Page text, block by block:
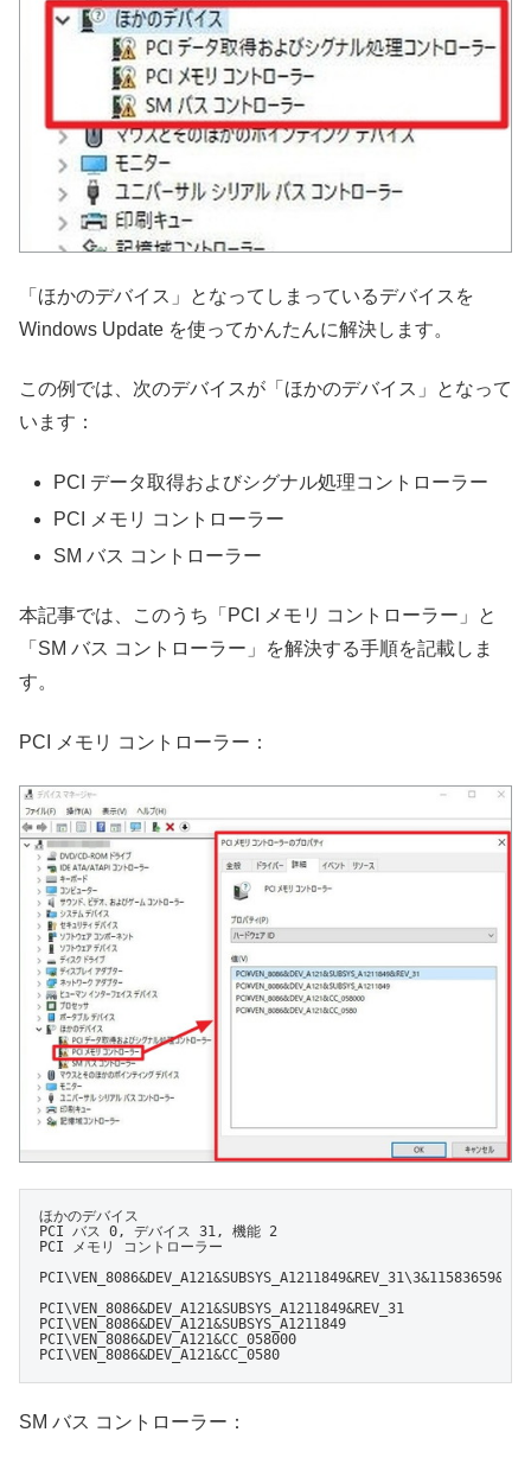
「ほかのデバイス」となってしまっているデバイスを
Windows Update を使ってかんたんに解決します。
この例では、次のデバイスが「ほかのデバイス」となって
います：
PCI データ取得およびシグナル処理コントローラー
PCI メモリ コントローラー
SM バス コントローラー
本記事では、このうち「PCI メモリ コントローラー」と
「SM バス コントローラー」を解決する手順を記載しま
す。
PCI メモリ コントローラー：
ほかのデバイス
PCI バス 0, デバイス 31, 機能 2
PCI メモリ コントローラー
PCI\VEN_8086&DEV_A121&SUBSYS_A1211849&REV_31
PCI\VEN_8086&DEV_A121&SUBSYS_A1211849
PCI\VEN_8086&DEV_A121&CC_058000
PCI\VEN_8086&DEV_A121&CC_0580
SM バス コントローラー：